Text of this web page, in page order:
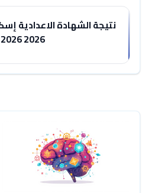
نتيجة الشهادة الاعدادية
2026 2026